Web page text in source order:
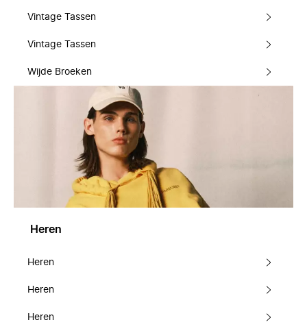
Vintage Tassen
Vintage Tassen
Wijde Broeken
Heren
Heren
Heren
Heren